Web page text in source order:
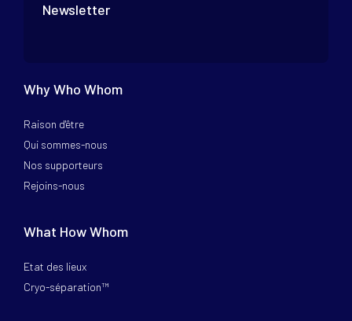
Newsletter
Why Who Whom
Raison d'être
Qui sommes-nous
Nos supporteurs
Rejoins-nous
What How Whom
Etat des lieux
Cryo-séparation™